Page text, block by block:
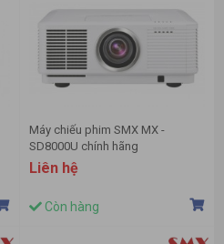
Máy chiếu phim SMX MX -
SD8000U chính hãng
Liên hệ
Còn hàng